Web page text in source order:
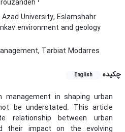
University, Eslamshahr
environment and geology
Tarbiat Modarres
چکیده
English
management in shaping urban
be understated. This article
relationship between urban
their impact on the evolving